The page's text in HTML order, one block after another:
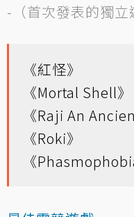
-（首次發表的獨立
《紅怪》
《Mortal Shell》
《Raji An
《Roki》
《